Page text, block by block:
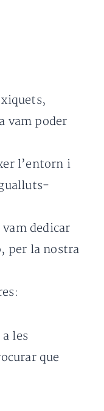
vam poder
l’entorn i
dedicar
per la nostra
les
que